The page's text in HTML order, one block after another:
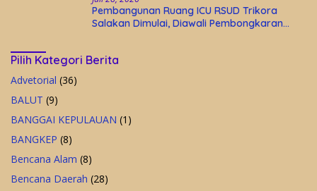
Pembangunan Ruang ICU RSUD Trikora
Salakan Dimulai, Diawali Pembongkaran
Pilih Kategori Berita
Advetorial (36)
BALUT (9)
BANGGAI KEPULAUAN (1)
BANGKEP (8)
Bencana Alam (8)
Bencana Daerah (28)